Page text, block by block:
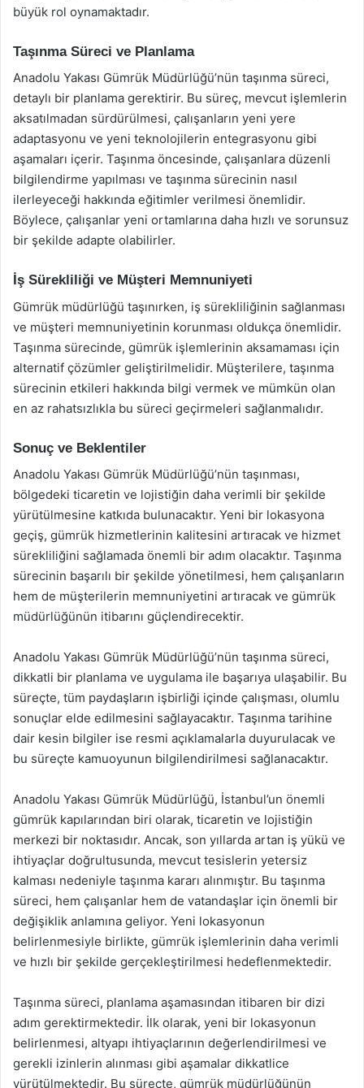
büyük rol oynamaktadır.
Taşınma Süreci ve Planlama
Anadolu Yakası Gümrük Müdürlüğü’nün taşınma süreci,
detaylı bir planlama gerektirir. Bu süreç, mevcut işlemlerin
aksatılmadan sürdürülmesi, çalışanların yeni yere
adaptasyonu ve yeni teknolojilerin entegrasyonu gibi
aşamaları içerir. Taşınma öncesinde, çalışanlara düzenli
bilgilendirme yapılması ve taşınma sürecinin nasıl
ilerleyeceği hakkında eğitimler verilmesi önemlidir.
Böylece, çalışanlar yeni ortamlarına daha hızlı ve sorunsuz
bir şekilde adapte olabilirler.
İş Sürekliliği ve Müşteri Memnuniyeti
Gümrük müdürlüğü taşınırken, iş sürekliliğinin sağlanması
ve müşteri memnuniyetinin korunması oldukça önemlidir.
Taşınma sürecinde, gümrük işlemlerinin aksamaması için
alternatif çözümler geliştirilmelidir. Müşterilere, taşınma
sürecinin etkileri hakkında bilgi vermek ve mümkün olan
en az rahatsızlıkla bu süreci geçirmeleri sağlanmalıdır.
Sonuç ve Beklentiler
Anadolu Yakası Gümrük Müdürlüğü’nün taşınması,
bölgedeki ticaretin ve lojistiğin daha verimli bir şekilde
yürütülmesine katkıda bulunacaktır. Yeni bir lokasyona
geçiş, gümrük hizmetlerinin kalitesini artıracak ve hizmet
sürekliliğini sağlamada önemli bir adım olacaktır. Taşınma
sürecinin başarılı bir şekilde yönetilmesi, hem çalışanların
hem de müşterilerin memnuniyetini artıracak ve gümrük
müdürlüğünün itibarını güçlendirecektir.
Anadolu Yakası Gümrük Müdürlüğü’nün taşınma süreci,
dikkatli bir planlama ve uygulama ile başarıya ulaşabilir. Bu
süreçte, tüm paydaşların işbirliği içinde çalışması, olumlu
sonuçlar elde edilmesini sağlayacaktır. Taşınma tarihine
dair kesin bilgiler ise resmi açıklamalarla duyurulacak ve
bu süreçte kamuoyunun bilgilendirilmesi sağlanacaktır.
Anadolu Yakası Gümrük Müdürlüğü, İstanbul’un önemli
gümrük kapılarından biri olarak, ticaretin ve lojistiğin
merkezi bir noktasıdır. Ancak, son yıllarda artan iş yükü ve
ihtiyaçlar doğrultusunda, mevcut tesislerin yetersiz
kalması nedeniyle taşınma kararı alınmıştır. Bu taşınma
süreci, hem çalışanlar hem de vatandaşlar için önemli bir
değişiklik anlamına geliyor. Yeni lokasyonun
belirlenmesiyle birlikte, gümrük işlemlerinin daha verimli
ve hızlı bir şekilde gerçekleştirilmesi hedeflenmektedir.
Taşınma süreci, planlama aşamasından itibaren bir dizi
adım gerektirmektedir. İlk olarak, yeni bir lokasyonun
belirlenmesi, altyapı ihtiyaçlarının değerlendirilmesi ve
gerekli izinlerin alınması gibi aşamalar dikkatlice
yürütülmektedir. Bu süreçte, gümrük müdürlüğünün